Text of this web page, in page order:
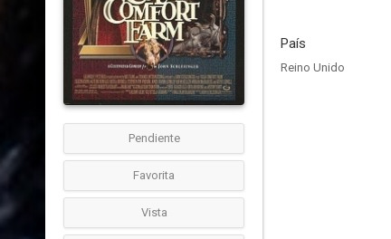
Pendiente
Favorita
Vista
País
Reino Unido